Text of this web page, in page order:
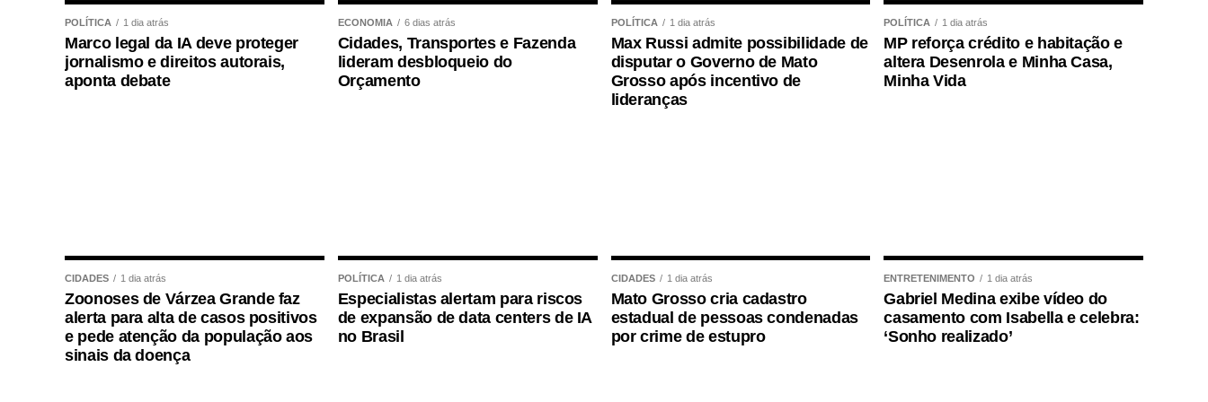
para todos os candidatos.
POLÍTICA 1 dia atrás
Marco legal da IA deve proteger
jornalismo e direitos autorais,
aponta debate
ECONOMIA 6 dias atrás
Cidades, Transportes e Fazenda
lideram desbloqueio do
Orçamento
POLÍTICA 1 dia atrás
Max Russi admite possibilidade de
disputar o Governo de Mato
Grosso após incentivo de
lideranças
POLÍTICA 1 dia atrás
MP reforça crédito e habitação e
altera Desenrola e Minha Casa,
Minha Vida
CIDADES 1 dia atrás
Zoonoses de Várzea Grande faz
alerta para alta de casos positivos
e pede atenção da população aos
sinais da doença
POLÍTICA 1 dia atrás
Especialistas alertam para riscos
de expansão de data centers de IA
no Brasil
CIDADES 1 dia atrás
Mato Grosso cria cadastro
estadual de pessoas condenadas
por crime de estupro
ENTRETENIMENTO 1 dia atrás
Gabriel Medina exibe vídeo do
casamento com Isabella e celebra:
‘Sonho realizado’